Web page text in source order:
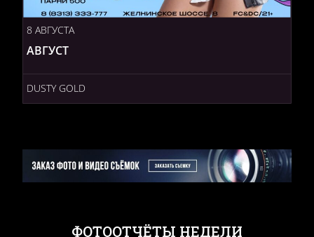
8 АВГУСТА
АВГУСТ
DUSTY GOLD
ФОТООТЧЁТЫ НЕДЕЛИ